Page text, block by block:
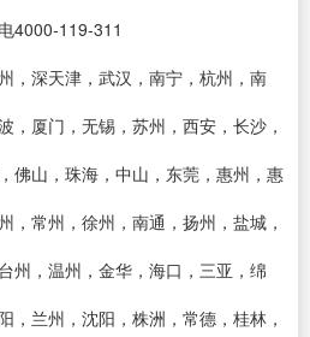
4000-119-311
，深天津，武汉，南宁，杭州，南
，厦门，无锡，苏州，西安，长沙，
佛山，珠海，中山，东莞，惠州，惠
，常州，徐州，南通，扬州，盐城，
州，温州，金华，海口，三亚，绵
，兰州，沈阳，株洲，常德，桂林，